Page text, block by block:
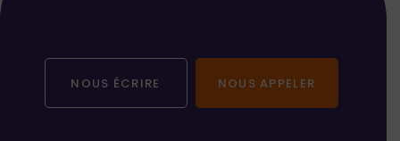
NOUS ÉCRIRE NOUS APPELER